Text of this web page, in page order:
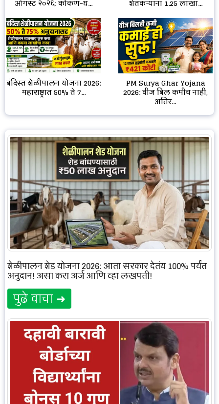
ऑगस्ट २०२६: कोकण-घ... शेतकऱ्यांना ₹1.25 लाखा...
बंदिस्त शेळीपालन योजना 2026:
महाराष्ट्रात 50% ते 7...
PM Surya Ghar Yojana
2026: वीज बिल कमीच नाही,
अतिर...
शेळीपालन शेड योजना 2026: आता सरकार देतंय 100% पर्यंत
अनुदान! असा करा अर्ज आणि व्हा लखपती!
पुढे वाचा ➜